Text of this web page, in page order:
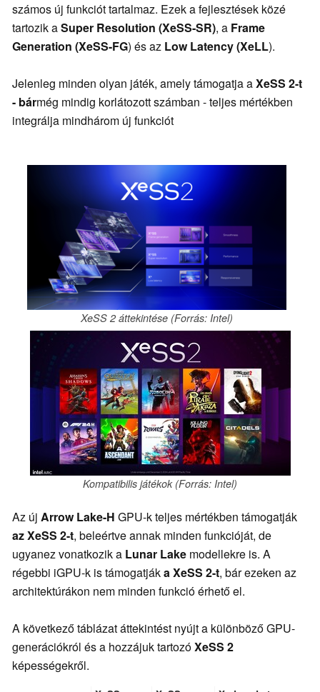
számos új funkciót tartalmaz. Ezek a fejlesztések közé
tartozik aSuper Resolution (XeSS-SR), a Frame
Generation (XeSS-FG) és az Low Latency (XeLL).
Jelenleg minden olyan játék, amely támogatja aXeSS 2-t
- bármég mindig korlátozott számban - teljes mértékben
integrálja mindhárom új funkciót
XeSS 2 áttekintése (Forrás: Intel)
Kompatibilis játékok (Forrás: Intel)
Az új Arrow Lake-H GPU-k teljes mértékben támogatják
az XeSS 2-t, beleértve annak minden funkcióját, de
ugyanez vonatkozik a Lunar Lake modellekre is. A
régebbi iGPU-k is támogatjáka XeSS 2-t, bár ezeken az
architektúrákon nem minden funkció érhető el.
A következő táblázat áttekintést nyújt a különböző GPU-
generációkról és a hozzájuk tartozóXeSS 2
képességekről.